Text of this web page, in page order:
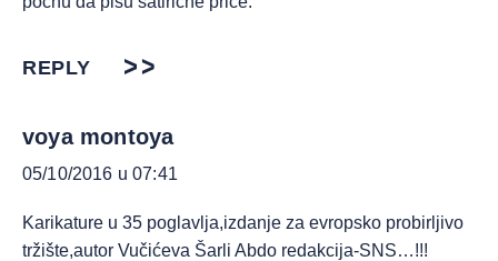
REPLY
voya montoya
05/10/2016 u 07:41
Karikature u 35 poglavlja,izdanje za evropsko probirljivo
tržište,autor Vučićeva Šarli Abdo redakcija-SNS…!!!